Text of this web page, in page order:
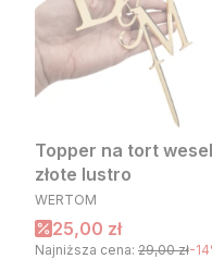
Topper na tort
złote lustro
PRODUCENT
WERTOM
Cena promocyjna
25,00 zł
Najniższa cena: 29,00 zł-